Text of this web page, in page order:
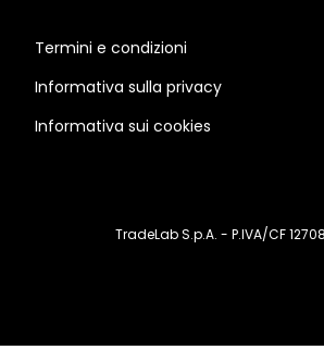
Termini e condizioni
Informativa sulla privacy
Informativa sui cookies
TradeLab S.p.A. - P.IVA/CF